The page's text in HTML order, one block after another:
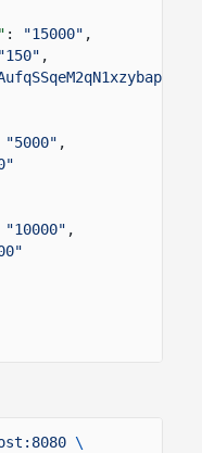
: "15000" ,
"150" ,
"5000" ,
"10000" ,
\